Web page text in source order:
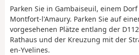
Parken Sie in Gambaiseuil, einem
Montfort-l'Amaury. Parken Sie auf
vorgesehenen Plätze entlang der
Rathaus und der Kreuzung mit der
en-Yvelines.